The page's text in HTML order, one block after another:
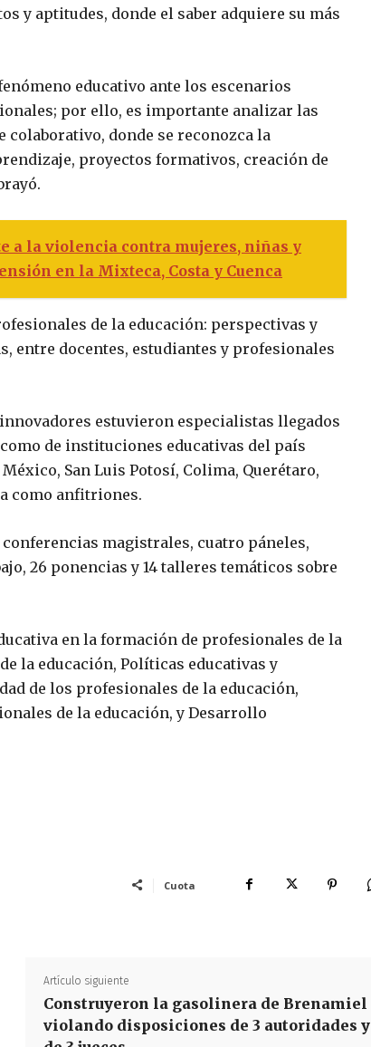
y aptitudes, donde el saber adquiere su más
educativo ante los escenarios
por ello, es importante analizar las
colaborativo, donde se reconozca la
proyectos formativos, creación de
a la violencia contra mujeres, niñas y
en la Mixteca, Costa y Cuenca
de la educación: perspectivas y
entre docentes, estudiantes y profesionales
estuvieron especialistas llegados
de instituciones educativas del país
San Luis Potosí, Colima, Querétaro,
como anfitriones.
magistrales, cuatro páneles,
26 ponencias y 14 talleres temáticos sobre
en la formación de profesionales de la
la educación, Políticas educativas y
de los profesionales de la educación,
de la educación, y Desarrollo
Cuota
Artículo siguiente
Construyeron la gasolinera de Brenamiel
violando disposiciones de 3 autoridades y